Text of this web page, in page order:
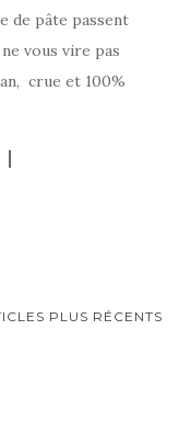
de pâte passent
vous vire pas
crue et 100%
PLUS RÉCENTS